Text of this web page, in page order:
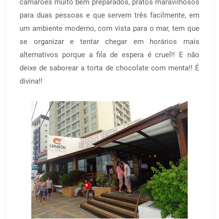
para duas pessoas e que servem três facilmente, em
um ambiente moderno, com vista para o mar, tem que
se organizar e tentar chegar em horários mais
alternativos porque a fila de espera é cruel!! E não
deixe de saborear a torta de chocolate com menta!! É
divina!!